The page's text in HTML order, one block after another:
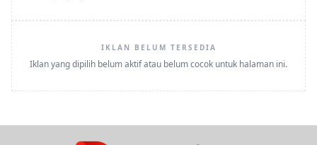
IKLAN BELUM TERSEDIA
Iklan yang dipilih belum aktif atau belum cocok untuk halaman ini.